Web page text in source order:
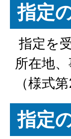
指定
指定を
所在地
（様式
指定